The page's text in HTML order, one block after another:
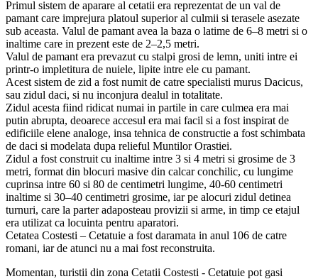
Primul sistem de aparare al cetatii era reprezentat de un val de
pamant care imprejura platoul superior al culmii si terasele asezate
sub aceasta. Valul de pamant avea la baza o latime de 6–8 metri si o
inaltime care in prezent este de 2–2,5 metri.
Valul de pamant era prevazut cu stalpi grosi de lemn, uniti intre ei
printr-o impletitura de nuiele, lipite intre ele cu pamant.
Acest sistem de zid a fost numit de catre specialisti murus Dacicus,
sau zidul daci, si nu inconjura dealul in totalitate.
Zidul acesta fiind ridicat numai in partile in care culmea era mai
putin abrupta, deoarece accesul era mai facil si a fost inspirat de
edificiile elene analoge, insa tehnica de constructie a fost schimbata
de daci si modelata dupa relieful Muntilor Orastiei.
Zidul a fost construit cu inaltime intre 3 si 4 metri si grosime de 3
metri, format din blocuri masive din calcar conchilic, cu lungime
cuprinsa intre 60 si 80 de centimetri lungime, 40-60 centimetri
inaltime si 30–40 centimetri grosime, iar pe alocuri zidul detinea
turnuri, care la parter adaposteau provizii si arme, in timp ce etajul
era utilizat ca locuinta pentru aparatori.
Cetatea Costesti – Cetatuie a fost daramata in anul 106 de catre
romani, iar de atunci nu a mai fost reconstruita.
Momentan, turistii din zona Cetatii Costesti - Cetatuie pot gasi